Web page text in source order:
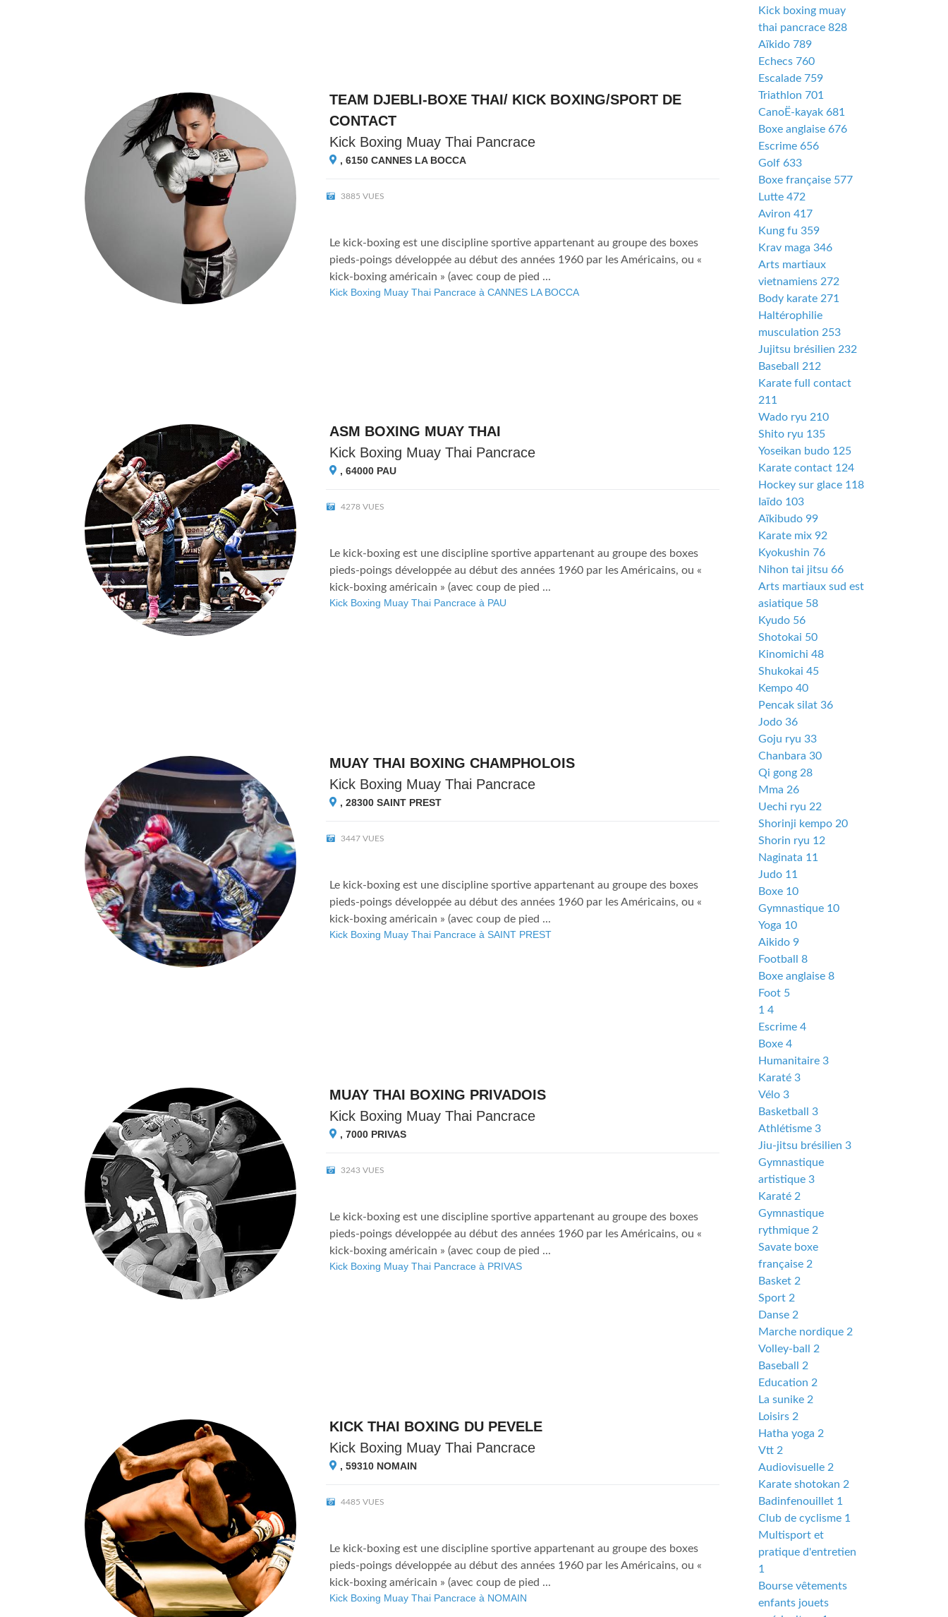
TEAM DJEBLI-BOXE THAI/ KICK BOXING/SPORT DE
CONTACT
Kick Boxing Muay Thai Pancrace
, 6150CANNES LA BOCCA
3885 VUES
Le kick-boxing est une discipline sportive appartenant au groupe des boxes
pieds-poings développée au début des années 1960 par les Américains, ou «
kick-boxing américain » (avec coup de pied ...
Kick Boxing Muay Thai Pancrace à CANNES LA BOCCA
ASM BOXING MUAY THAI
Kick Boxing Muay Thai Pancrace
, 64000 PAU
4278 VUES
Le kick-boxing est une discipline sportive appartenant au groupe des boxes
pieds-poings développée au début des années 1960 par les Américains, ou «
kick-boxing américain » (avec coup de pied ...
Kick Boxing Muay Thai Pancrace à PAU
MUAY THAI BOXING CHAMPHOLOIS
Kick Boxing Muay Thai Pancrace
, 28300SAINT PREST
3447 VUES
Le kick-boxing est une discipline sportive appartenant au groupe des boxes
pieds-poings développée au début des années 1960 par les Américains, ou «
kick-boxing américain » (avec coup de pied ...
Kick Boxing Muay Thai Pancrace à SAINT PREST
MUAY THAI BOXING PRIVADOIS
Kick Boxing Muay Thai Pancrace
, 7000 PRIVAS
3243 VUES
Le kick-boxing est une discipline sportive appartenant au groupe des boxes
pieds-poings développée au début des années 1960 par les Américains, ou «
kick-boxing américain » (avec coup de pied ...
Kick Boxing Muay Thai Pancrace à PRIVAS
KICK THAI BOXING DU PEVELE
Kick Boxing Muay Thai Pancrace
, 59310 NOMAIN
4485 VUES
Le kick-boxing est une discipline sportive appartenant au groupe des boxes
pieds-poings développée au début des années 1960 par les Américains, ou «
kick-boxing américain » (avec coup de pied ...
Kick Boxing Muay Thai Pancrace à NOMAIN
Kick boxing muay
thai pancrace 828
Aïkido 789
Echecs 760
Escalade 759
Triathlon 701
CanoË-kayak 681
Boxe anglaise 676
Escrime 656
Golf 633
Boxe française 577
Lutte 472
Aviron 417
Kung fu 359
Krav maga 346
Arts martiaux
vietnamiens 272
Body karate 271
Haltérophilie
musculation 253
Jujitsu brésilien 232
Baseball 212
Karate full contact
211
Wado ryu 210
Shito ryu 135
Yoseikan budo 125
Karate contact 124
Hockey sur glace 118
Iaïdo 103
Aïkibudo 99
Karate mix 92
Kyokushin 76
Nihon tai jitsu 66
Arts martiaux sud est
asiatique 58
Kyudo 56
Shotokai 50
Kinomichi 48
Shukokai 45
Kempo 40
Pencak silat 36
Jodo 36
Goju ryu 33
Chanbara 30
Qi gong 28
Mma 26
Uechi ryu 22
Shorinji kempo 20
Shorin ryu 12
Naginata 11
Judo 11
Boxe 10
Gymnastique 10
Yoga 10
Aikido 9
Football 8
Boxe anglaise 8
Foot 5
1 4
Escrime 4
Boxe 4
Humanitaire 3
Karaté 3
Vélo 3
Basketball 3
Athlétisme 3
Jiu-jitsu brésilien 3
Gymnastique
artistique 3
Karaté 2
Gymnastique
rythmique 2
Savate boxe
française 2
Basket 2
Sport 2
Danse 2
Marche nordique 2
Volley-ball 2
Baseball 2
Education 2
La sunike 2
Loisirs 2
Hatha yoga 2
Vtt 2
Audiovisuelle 2
Karate shotokan 2
Badinfenouillet 1
Club de cyclisme 1
Multisport et
pratique d'entretien
1
Bourse vêtements
enfants jouets